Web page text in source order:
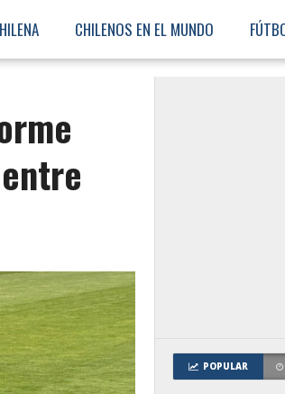
CHILENOS EN EL MUNDO
POPULAR